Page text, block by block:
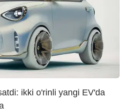
ikki o'rinli yangi EV'da